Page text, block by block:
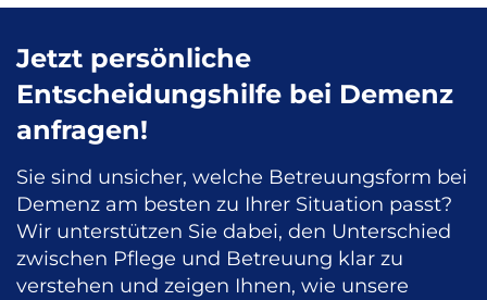
Jetzt persönliche
Entscheidungshilfe bei Demenz
anfragen!
Sie sind unsicher, welche Betreuungsform bei
Demenz am besten zu Ihrer Situation passt?
Wir unterstützen Sie dabei, den Unterschied
zwischen Pflege und Betreuung klar zu
verstehen und zeigen Ihnen, wie unsere